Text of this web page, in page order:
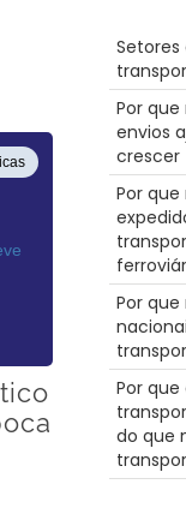
Armazém
Carreira
3PL
Grande
Porto
LoadPay
NTDAW
Caminho
Segurança
Furacão
Câmara
Por
envios
crescer
Por
Por
Por
do que